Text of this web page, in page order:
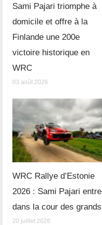
Sami Pajari triomphe à
domicile et offre à la
Finlande une 200e
victoire historique en
WRC
03 août 2026
WRC Rallye d’Estonie
2026 : Sami Pajari entre
dans la cour des grands
20 juillet 2026